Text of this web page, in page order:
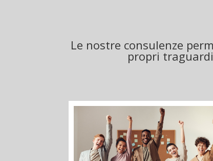
Le nostre consulenze
propri